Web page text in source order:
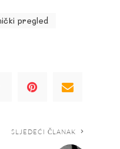
pregled
SLJEDEĆI ČLANAK